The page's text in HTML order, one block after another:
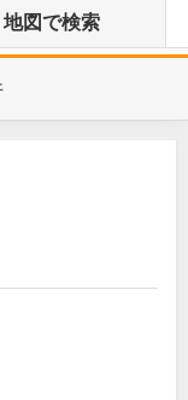
地図で検索